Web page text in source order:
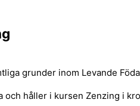
grunder inom Levande
håller i kursen Zenzing i